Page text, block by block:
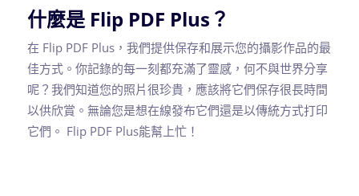
什麼是 Flip PDF Plus？
在 Flip PDF Plus，我們提供保存和展示您的攝影作品的最
佳方式。你記錄的每一刻都充滿了靈感，何不與世界分享
呢？我們知道您的照片很珍貴，應該將它們保存很長時間
以供欣賞。無論您是想在線發布它們還是以傳統方式打印
它們。 Flip PDF Plus能幫上忙！